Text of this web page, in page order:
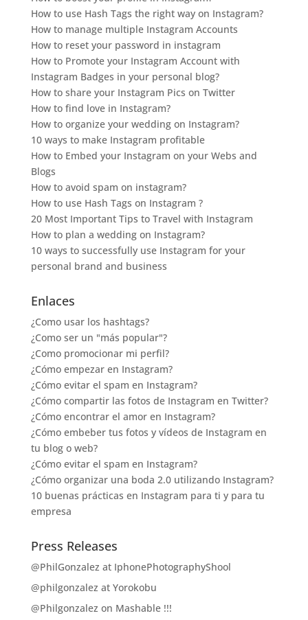
How to use Hash Tags the right way on Instagram?
How to manage multiple Instagram Accounts
How to reset your password in instagram
How to Promote your Instagram Account with
Instagram Badges in your personal blog?
How to share your Instagram Pics on Twitter
How to find love in Instagram?
How to organize your wedding on Instagram?
10 ways to make Instagram profitable
How to Embed your Instagram on your Webs and
Blogs
How to avoid spam on instagram?
How to use Hash Tags on Instagram ?
20 Most Important Tips to Travel with Instagram
How to plan a wedding on Instagram?
10 ways to successfully use Instagram for your
personal brand and business
Enlaces
¿Como usar los hashtags?
¿Como ser un "más popular"?
¿Como promocionar mi perfil?
¿Cómo empezar en Instagram?
¿Cómo evitar el spam en Instagram?
¿Cómo compartir las fotos de Instagram en Twitter?
¿Cómo encontrar el amor en Instagram?
¿Cómo embeber tus fotos y vídeos de Instagram en
tu blog o web?
¿Cómo evitar el spam en Instagram?
¿Cómo organizar una boda 2.0 utilizando Instagram?
10 buenas prácticas en Instagram para ti y para tu
empresa
Press Releases
@PhilGonzalez at IphonePhotographyShool
@philgonzalez at Yorokobu
@Philgonzalez on Mashable !!!